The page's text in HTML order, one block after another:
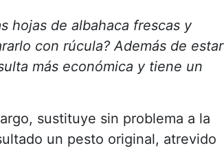
hojas de albahaca frescas y
con rúcula? Además de estar
más económica y tiene un
sustituye sin problema a la
un pesto original, atrevido